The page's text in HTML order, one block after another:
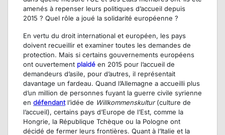
amenés à repenser leurs politiques d’accueil depuis
2015 ? Quel rôle a joué la solidarité européenne ?
En vertu du droit international et européen, les pays
doivent recueillir et examiner toutes les demandes de
protection. Mais si certains gouvernements européens
ont ouvertement plaidé en 2015 pour l’accueil de
demandeurs d’asile, pour d’autres, il représentait
davantage un fardeau. Quand l’Allemagne a accueilli plus
d’un million de personnes fuyant la guerre civile syrienne
en défendantl’idée de Willkommenskultur(culture de
l’accueil), certains pays d’Europe de l’Est, comme la
Hongrie, la République Tchèque ou la Pologne ont
décidé de fermer leurs frontières. Quant à l’Italie et la